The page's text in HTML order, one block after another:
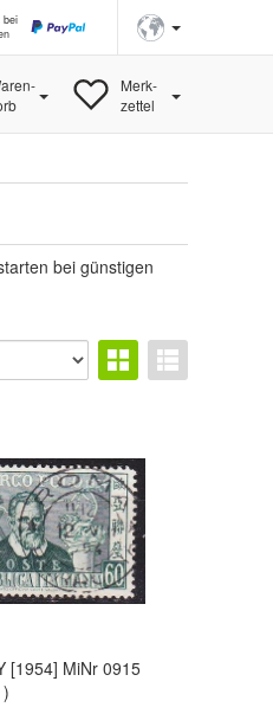
bei
Merk-
zettel
bei günstigen
[1954] MiNr 0915